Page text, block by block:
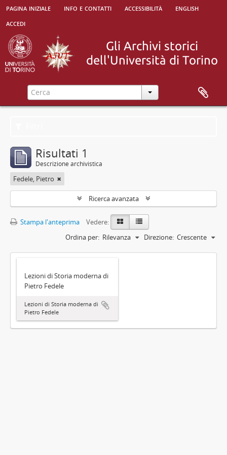
pagina iniziale info e contatti accessibilità
english
accedi
Risultati 1
Descrizione archivistica
Fedele, Pietro
Ricerca avanzata
Stampa l'anteprima
Vedere:
Ordina per: Rilevanza Direzione: Crescente
Lezioni di Storia moderna di
Pietro Fedele
Lezioni di Storia moderna di
Pietro Fedele